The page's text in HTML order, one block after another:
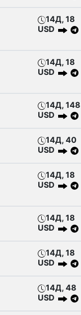
14Д, 18
USD
14Д, 18
USD
14Д, 148
USD
14Д, 40
USD
14Д, 18
USD
14Д, 18
USD
14Д, 18
USD
14Д, 48
USD